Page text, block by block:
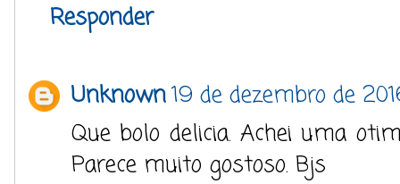
Responder
Unknown19 de dezembro de
Que bolo delicia. Achei uma
Parece muito gostoso. Bjs